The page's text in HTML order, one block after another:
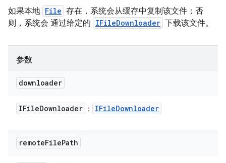
如果本地 File 存在，系统会从缓存中复制该文件；否
则，系统会 通过给定的 IFileDownloader 下载该文件。
参数
downloader
IFileDownloader ： IFileDownloader
remoteFilePath